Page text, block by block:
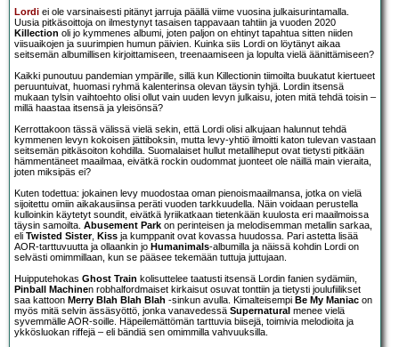
Lordi ei ole varsinaisesti pitänyt jarruja päällä viime vuosina julkaisurintamalla.
Uusia pitkäsoittoja on ilmestynyt tasaisen tappavaan tahtiin ja vuoden 2020
Killection oli jo kymmenes albumi, joten paljon on ehtinyt tapahtua sitten niiden
viisuaikojen ja suurimpien humun päivien. Kuinka siis Lordi on löytänyt aikaa
seitsemän albumillisen kirjoittamiseen, treenaamiseen ja lopulta vielä äänittämiseen?
Kaikki punoutuu pandemian ympärille, sillä kun Killectionin tiimoilta buukatut kiertueet
peruuntuivat, huomasi ryhmä kalenterinsa olevan täysin tyhjä. Lordin itsensä
mukaan tylsin vaihtoehto olisi ollut vain uuden levyn julkaisu, joten mitä tehdä toisin –
millä haastaa itsensä ja yleisönsä?
Kerrottakoon tässä välissä vielä sekin, että Lordi olisi alkujaan halunnut tehdä
kymmenen levyn kokoisen jättiboksin, mutta levy-yhtiö ilmoitti katon tulevan vastaan
seitsemän pitkäsoiton kohdilla. Suomalaiset hullut metalliheput ovat tietysti pitkään
hämmentäneet maailmaa, eivätkä rockin oudommat juonteet ole näillä main vieraita,
joten miksipäs ei?
Kuten todettua: jokainen levy muodostaa oman pienoismaailmansa, jotka on vielä
sijoitettu omiin aikakausiinsa peräti vuoden tarkkuudella. Näin voidaan perustella
kulloinkin käytetyt soundit, eivätkä lyriikatkaan tietenkään kuulosta eri maailmoissa
täysin samoilta. Abusement Park on perinteisen ja melodisemman metallin sarkaa,
eli Twisted Sister, Kiss ja kumppanit ovat kovassa huudossa. Pari astetta lisää
AOR-tarttuvuutta ja ollaankin jo Humanimals-albumilla ja näissä kohdin Lordi on
selvästi omimmillaan, kun se pääsee tekemään tuttuja juttujaan.
Huipputehokas Ghost Train kolisuttelee taatusti itsensä Lordin fanien sydämiin,
Pinball Machinen robhalfordmaiset kirkaisut osuvat tonttiin ja tietysti joulufiilikset
saa kattoon Merry Blah Blah Blah -sinkun avulla. Kimalteisempi Be My Maniac on
myös mitä selvin ässäsyöttö, jonka vanavedessä Supernatural menee vielä
syvemmälle AOR-soille. Häpeilemättömän tarttuvia biisejä, toimivia melodioita ja
ykkösluokan riffejä – eli bändiä sen omimmilla vahvuuksilla.